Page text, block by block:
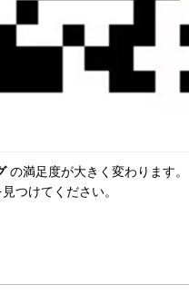
の満足度が大きく変わります。
つけてください。